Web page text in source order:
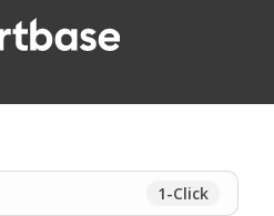
1-Click